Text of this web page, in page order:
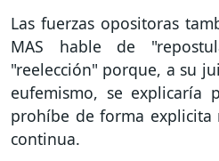
Las fuerzas opositoras
MAS hable de
"reelección" porque, a su
eufemismo, se explicaría
prohíbe de forma explicita
continua.